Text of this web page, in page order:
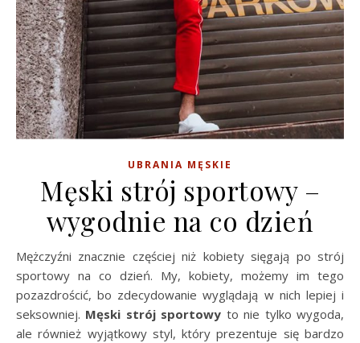
UBRANIA MĘSKIE
Męski strój sportowy –
wygodnie na co dzień
Mężczyźni znacznie częściej niż kobiety sięgają po strój
sportowy na co dzień. My, kobiety, możemy im tego
pozazdrościć, bo zdecydowanie wyglądają w nich lepiej i
seksowniej. Męski strój sportowy to nie tylko wygoda,
ale również wyjątkowy styl, który prezentuje się bardzo